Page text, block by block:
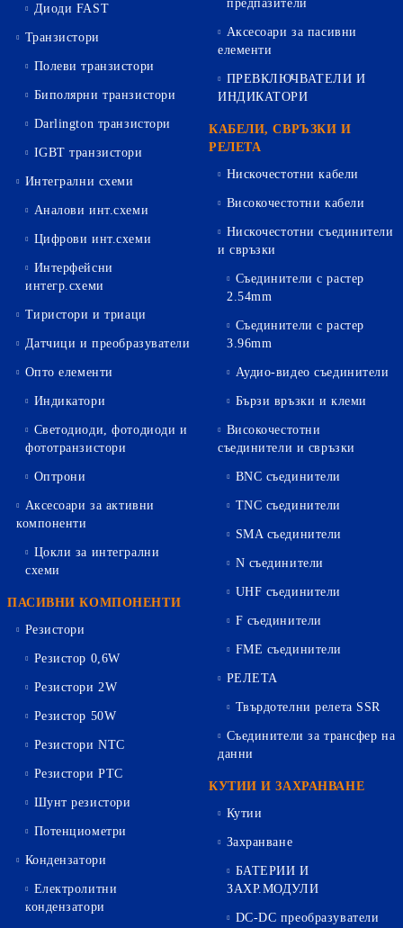
Диоди FAST
Транзистори
Полеви транзистори
Биполярни транзистори
Darlington транзистори
IGBT транзистори
Интегрални схеми
Аналови инт.схеми
Цифрови инт.схеми
Интерфейсни
интегр.схеми
Тиристори и триаци
Датчици и преобразуватели
Опто елементи
Индикатори
Светодиоди, фотодиоди и
фототранзистори
Оптрони
Аксесоари за активни
компоненти
Цокли за интегрални
схеми
ПАСИВНИ КОМПОНЕНТИ
Резистори
Резистор 0,6W
Резистори 2W
Резистор 50W
Резистори NTC
Резистори PTC
Шунт резистори
Потенциометри
Кондензатори
Електролитни
кондензатори
предпазители
Аксесоари за пасивни
елементи
ПРЕВКЛЮЧВАТЕЛИ И
ИНДИКАТОРИ
КАБЕЛИ, СВРЪЗКИ И
РЕЛЕТА
Нискочестотни кабели
Високочестотни кабели
Нискочестотни съединители
и свръзки
Съединители с растер
2.54mm
Съединители с растер
3.96mm
Аудио-видео съединители
Бързи връзки и клеми
Високочестотни
съединители и свръзки
BNC съединители
TNC съединители
SMA съединители
N съединители
UHF съединители
F съединители
FME съединители
РЕЛЕТА
Твърдотелни релета SSR
Съединители за трансфер на
данни
КУТИИ И ЗАХРАНВАНЕ
Кутии
Захранване
БАТЕРИИ И
ЗАХР.МОДУЛИ
DC-DC преобразуватели